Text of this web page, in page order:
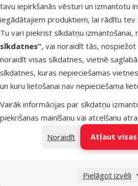
tavu iepirkšanās vēsturi un izmantotu
iegādātajiem produktiem, lai rādītu tev
Tu vari piekrist sīkdatņu izmantošanai,
sīkdatnes”, vai noraidīt tās, nospiežot
noraidīt visas sīkdatnes, vietnē
sīkdatnes, kuras nepieciešamas
un kuru lietošanai nav nepieciešama
Vairāk informācijas par sīkdatņu
piekrišanas mainīšanu vai atcelšanu
Noraidīt
Atļaut
Pielāgot izvēli
Noliktavā
Silikona
laizīšanas
paklājiņš
suņiem un
kaķiem – Epic
PET Lick and
Snack, hexagon
Atsauksmes 0%